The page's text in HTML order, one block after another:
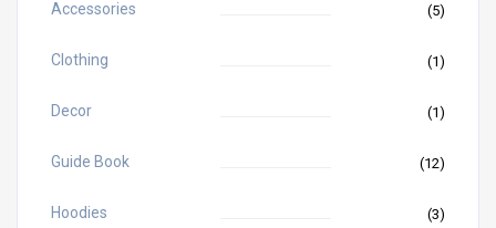
Accessories (5)
Clothing (1)
Decor (1)
Guide Book (12)
Hoodies (3)